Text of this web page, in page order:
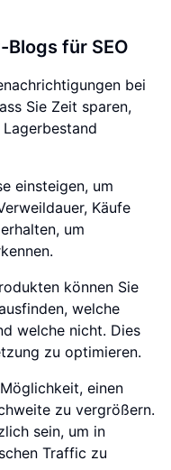
für SEO
bei
Sie Zeit sparen,
einsteigen, um
Käufe
um
können Sie
welche
welche nicht. Dies
zu optimieren.
einen
zu vergrößern.
sein, um in
Traffic zu